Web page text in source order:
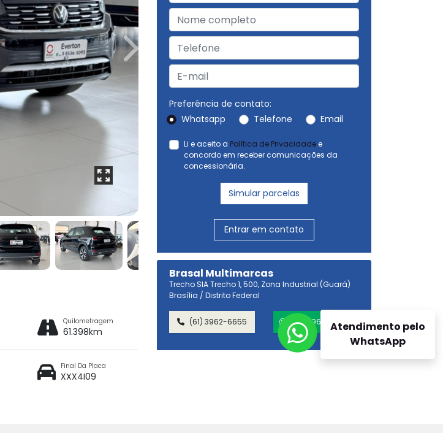
Brasal Multimarcas
Trecho SIA Trecho 1, 500, Zona Industrial (Guará)
Brasília / Distrito Federal
(61) 3962-6655 (61) 99696-7970
Preferência de contato:
Whatsapp
Telefone Email
Li e aceito a Política de Privacidadee
concordo em receber comunicações da
concessionária.
Simular parcelas
Entrar em contato
Next
Quilometragem
61.398km
Final Da Placa
XXX4I09
Atendimento pelo
WhatsApp